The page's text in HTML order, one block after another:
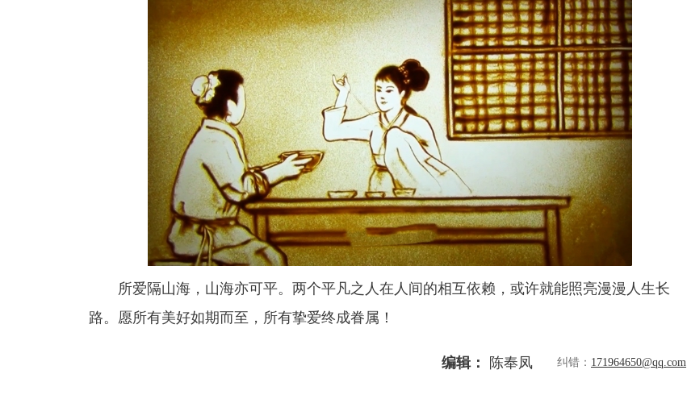
所爱隔山海，山海亦可平。两个平凡之人在人间的相互依赖，或许就能照亮漫漫人生长
路。愿所有美好如期而至，所有挚爱终成眷属！
编辑： 陈奉凤 纠错： 171964650@qq.com